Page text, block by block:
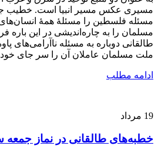
مسیری عکس مسیر انبیا است. خطیب
مسئله فلسطین را مسئلۀ همۀ
مسلمان را به چاره‌اندیشی در این باره
طالقانی دوباره به مسئله ناآرامی‌های
ملت مسلمان عاملان آن را سر جای خود
ادامه مطلب
19 مرداد
خطبه‌های طالقانی در نماز جمعه